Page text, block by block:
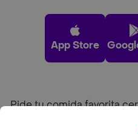
App Store
Pide tu comida favorita